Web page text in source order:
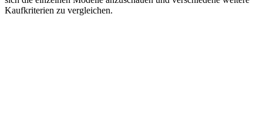
Kaufkriterien zu vergleichen.